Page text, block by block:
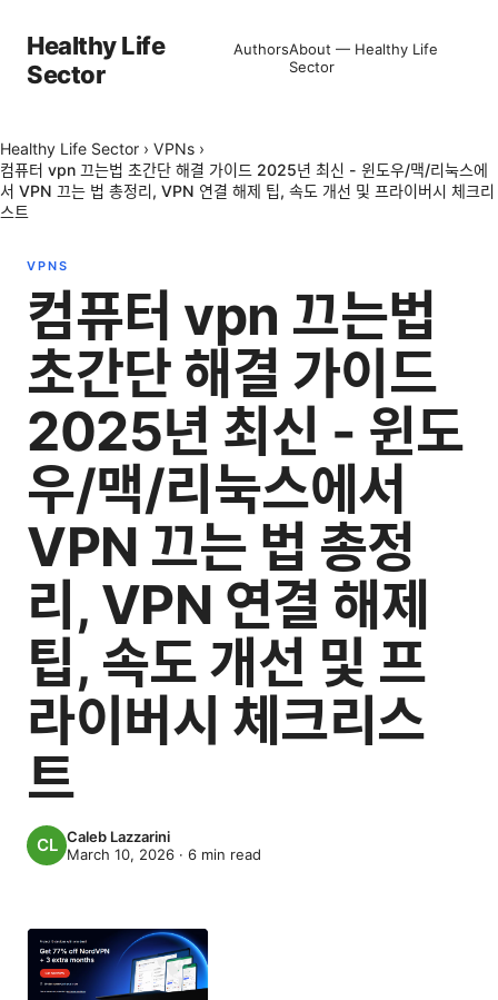
Healthy Life
Sector
AuthorsAbout — Healthy Life
Sector
Healthy Life Sector › VPNs ›
컴퓨터 vpn 끄는법 초간단 해결 가이드 2025년 최신 - 윈도우/맥/리눅스에
서 VPN 끄는 법 총정리, VPN 연결 해제 팁, 속도 개선 및 프라이버시 체크리
스트
VPNS
컴퓨터 vpn 끄는법
초간단 해결 가이드
2025년 최신 - 윈도
우/맥/리눅스에서
VPN 끄는 법 총정
리, VPN 연결 해제
팁, 속도 개선 및 프
라이버시 체크리스
트
Caleb Lazzarini
March 10, 2026 · 6 min read